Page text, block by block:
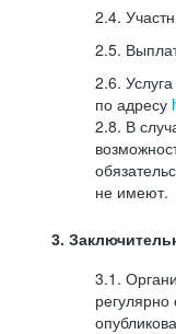
2.4.
2.5.
2.6.
по адресу
2.8. В
не имеют.
3.
3.1.